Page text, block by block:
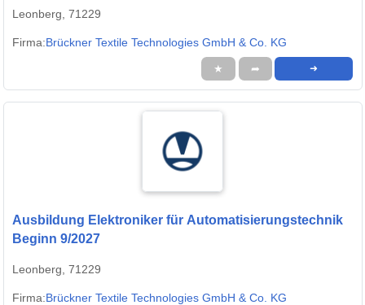
Leonberg, 71229
Firma:Brückner Textile Technologies GmbH & Co. KG
★ ➦ ➜
Ausbildung Elektroniker für Automatisierungstechnik
Beginn 9/2027
Leonberg, 71229
Firma:Brückner Textile Technologies GmbH & Co. KG